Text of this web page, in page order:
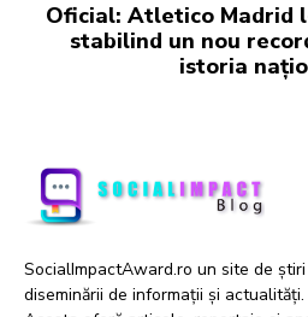
Oficial: Atletico Madrid
stabilind un nou
istoria
SocialImpactAward.ro un site de
diseminării de informații și actualități.